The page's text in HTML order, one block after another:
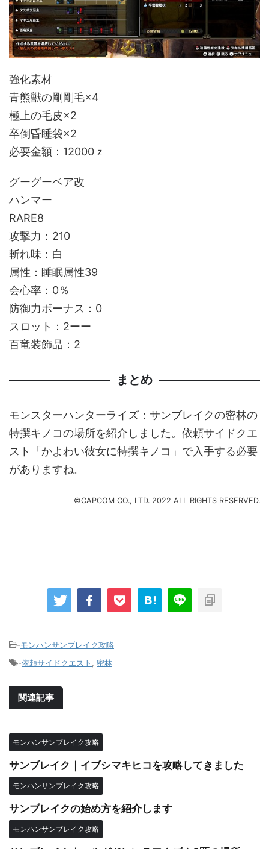
強化素材
青熊獣の剛剛毛×4
極上の毛皮×2
卒倒昏睡袋×2
必要金額：12000ｚ
グーグーベア改
ハンマー
RARE8
攻撃力：210
斬れ味：白
属性：睡眠属性39
会心率：0％
防御力ボーナス：0
スロット：2ーー
百竜装飾品：2
まとめ
モンスターハンターライズ：サンブレイクの密林の
特撰キノコの場所を紹介しました。依頼サイドクエ
スト「かよわい彼女に特撰キノコ」で入手する必要
がありますね。
©CAPCOM CO., LTD. 2022 ALL RIGHTS RESERVED.
-モンハンサンブレイク攻略
-依頼サイドクエスト , 密林
関連記事
モンハンサンブレイク攻略
サンブレイク｜イブシマキヒコを攻略してきました
モンハンサンブレイク攻略
サンブレイクの始め方を紹介します
モンハンサンブレイク攻略